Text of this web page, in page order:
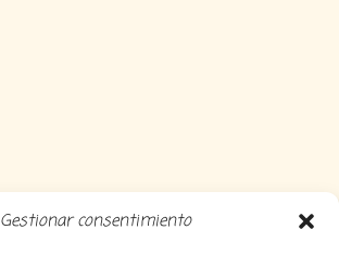
Gestionar consentimiento